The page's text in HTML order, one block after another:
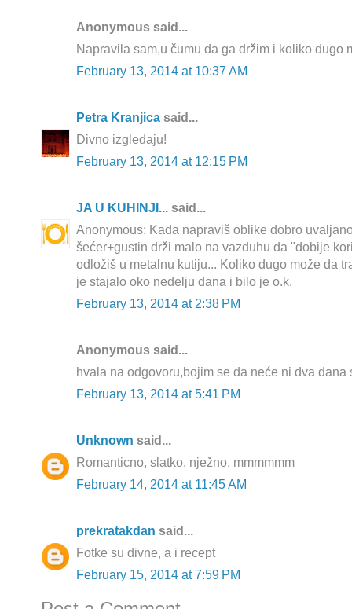
Anonymous said...
Napravila sam,u čumu da ga držim i koliko dugo
February 13, 2014 at 10:37 AM
Petra Kranjica said...
Divno izgledaju!
February 13, 2014 at 12:15 PM
JA U KUHINJI... said...
Anonymous: Kada napraviš oblike dobro
šećer+gustin drži malo na vazduhu da "dobije
odložiš u metalnu kutiju... Koliko dugo može da
je stajalo oko nedelju dana i bilo je o.k.
February 13, 2014 at 2:38 PM
Anonymous said...
hvala na odgovoru,bojim se da neće ni dva dana
February 13, 2014 at 5:41 PM
Unknown said...
Romanticno, slatko, nježno, mmmmmm
February 14, 2014 at 11:45 AM
prekratakdan said...
Fotke su divne, a i recept
February 15, 2014 at 7:59 PM